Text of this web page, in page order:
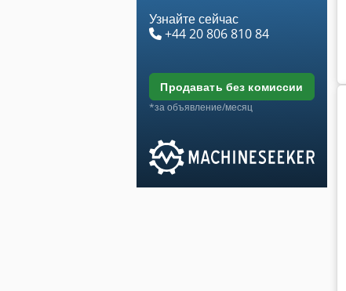
Узнайте сейчас
+44 20 806 810 84
продавать без комиссии
*за объявление/месяц